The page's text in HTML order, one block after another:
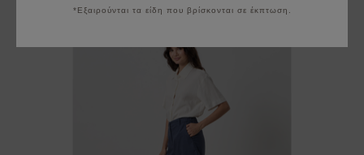
*Εξαιρούνται τα είδη που βρίσκονται σε έκπτωση.